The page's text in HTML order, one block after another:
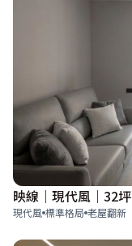
映線｜現代風｜32坪
現代風 標準格局 老屋翻新